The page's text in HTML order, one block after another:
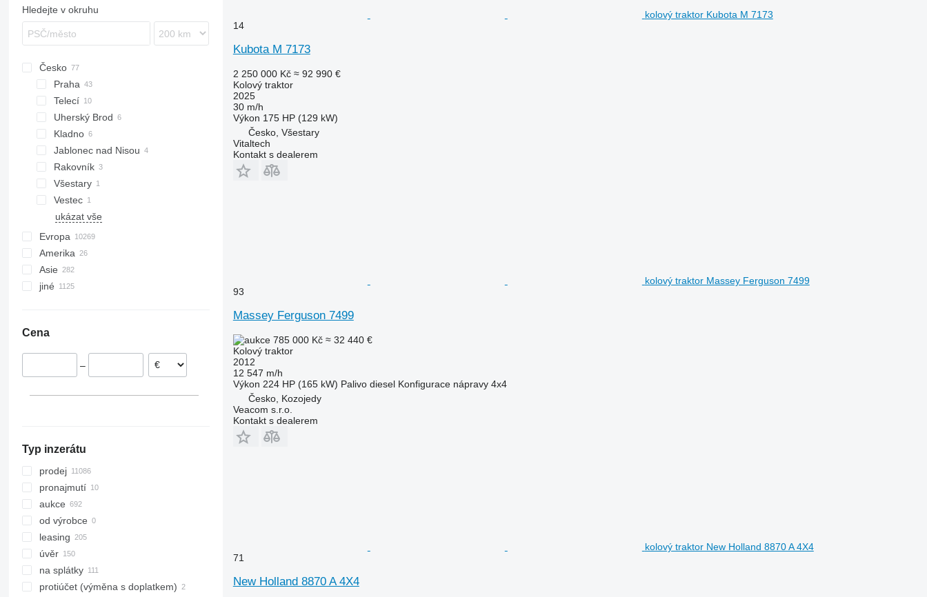
7220
7240
CS
CVX
Farmall
International
JX
Luxxum
MX
MXM
MXU
Magnum
Maxxum
Puma
2650
2850
3025
3040
3045 R
3046 R
3050
3140
3320
3340
3350
3640
3720
4066
5070 M
5075
5090
5105 GN
5115
5615
5620
5820
290
362
375
390
399
550
575
590
675
690
698
3060
3080
3640
5460
5465
5612
5711
5713
6180
6190
6270
TS
TVT
Hledejte v okruhu
Česko
Praha
Telecí
Uherský Brod
Kladno
Jablonec nad Nisou
Rakovník
Všestary
Vestec
ukázat vše
Evropa
Německo
Polsko
Francie
Rumunsko
Dánsko
Amerika
Mexiko
Kanada
Asie
Japonsko
Uzbekistán
Čína
jiné
Uruguay
Brazílie
Cena
–
Typ inzerátu
prodej
pronajmutí
aukce
od výrobce
leasing
úvěr
na splátky
protiúčet (výměna s doplatkem)
kolový traktor Kubota M 7173
14
Kubota M 7173
2 250 000 Kč ≈ 92 990 €
Kolový traktor
2025
30 m/h
Výkon 175 HP (129 kW)
Česko, Všestary
Vitaltech
Kontakt s dealerem
kolový traktor Massey Ferguson 7499
93
Massey Ferguson 7499
785 000 Kč ≈ 32 440 €
Kolový traktor
2012
12 547 m/h
Výkon 224 HP (165 kW) Palivo diesel Konfigurace nápravy 4x4
Česko, Kozojedy
Veacom s.r.o.
Kontakt s dealerem
kolový traktor New Holland 8870 A 4X4
71
New Holland 8870 A 4X4